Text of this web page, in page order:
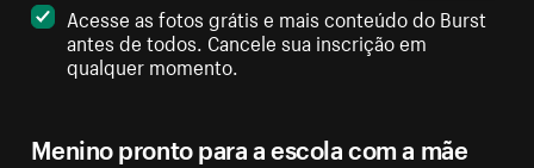
Menino pronto para a escola com a mãe
Acesse as fotos grátis e mais conteúdo do Burst
antes de todos. Cancele sua inscrição em
qualquer momento.